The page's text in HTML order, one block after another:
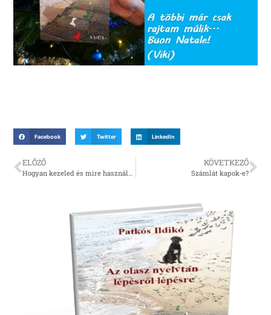
Facebook Twitter LinkedIn
ELŐZŐ
Hogyan kezeled és mire használod fel az adataimat?
KÖVETKEZŐ
Számlát kapok-e?